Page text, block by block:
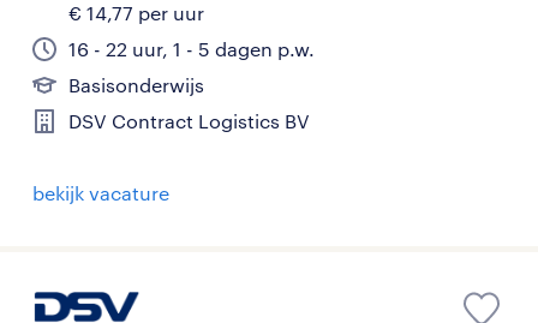
€ 14,77 per uur
16 - 22 uur, 1 - 5 dagen p.w.
Basisonderwijs
DSV Contract Logistics BV
bekijk vacature